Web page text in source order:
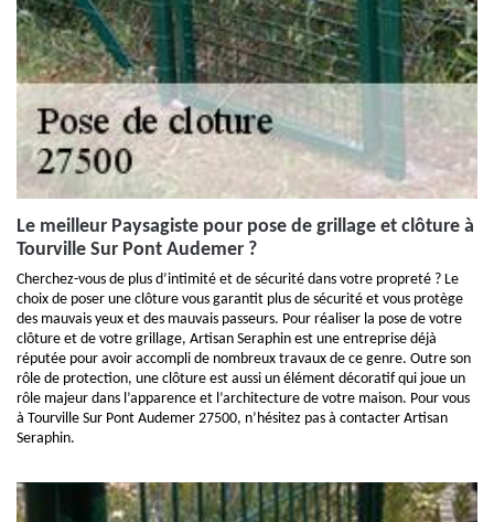
Le meilleur Paysagiste pour pose de grillage et clôture à
Tourville Sur Pont Audemer ?
Cherchez-vous de plus d’intimité et de sécurité dans votre propreté ? Le
choix de poser une clôture vous garantit plus de sécurité et vous protège
des mauvais yeux et des mauvais passeurs. Pour réaliser la pose de votre
clôture et de votre grillage, Artisan Seraphin est une entreprise déjà
réputée pour avoir accompli de nombreux travaux de ce genre. Outre son
rôle de protection, une clôture est aussi un élément décoratif qui joue un
rôle majeur dans l’apparence et l’architecture de votre maison. Pour vous
à Tourville Sur Pont Audemer 27500, n’hésitez pas à contacter Artisan
Seraphin.